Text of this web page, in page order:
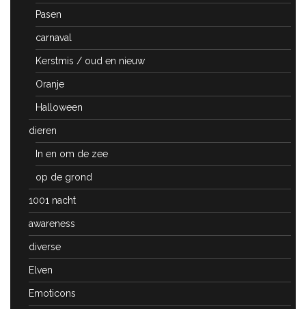
Pasen
carnaval
Kerstmis / oud en nieuw
Oranje
Halloween
dieren
In en om de zee
op de grond
1001 nacht
awareness
diverse
Elven
Emoticons